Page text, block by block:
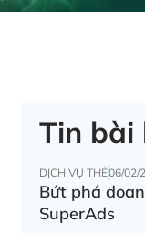
Tin bài
DỊCH VỤ THẺ06/02/
Bứt phá
SuperAds